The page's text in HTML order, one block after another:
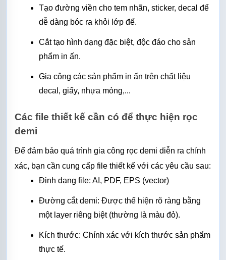
Tạo đường viền cho tem nhãn, sticker, decal để
dễ dàng bóc ra khỏi lớp đế.
Cắt tạo hình dạng đặc biệt, độc đáo cho sản
phẩm in ấn.
Gia công các sản phẩm in ấn trên chất liệu
decal, giấy, nhựa mỏng,...
Các file thiết kế cần có để thực hiện rọc
demi
Để đảm bảo quá trình gia công rọc demi diễn ra chính
xác, bạn cần cung cấp file thiết kế với các yêu cầu sau:
Định dạng file: AI, PDF, EPS (vector)
Đường cắt demi: Được thể hiện rõ ràng bằng
một layer riêng biệt (thường là màu đỏ).
Kích thước: Chính xác với kích thước sản phẩm
thực tế.